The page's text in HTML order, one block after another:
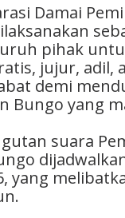
Damai
pihak
jujur, adil,
demi
Bungo yang
suara
yang